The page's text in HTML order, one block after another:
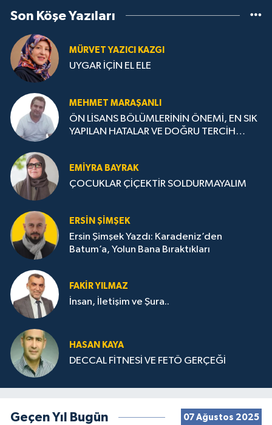
Son Köşe Yazıları
MÜRVET YAZICI KAZGI
UYGAR İÇİN EL ELE
MEHMET MARAŞANLI
ÖN LİSANS BÖLÜMLERİNİN ÖNEMİ, EN SIK
YAPILAN HATALAR VE DOĞRU TERCİH
EMIYRA BAYRAK
ÇOCUKLAR ÇİÇEKTİR SOLDURMAYALIM
ERSIN ŞIMŞEK
Ersin Şimşek Yazdı: Karadeniz’den
Batum’a, Yolun Bana Bıraktıkları
FAKIR YILMAZ
İnsan, İletişim ve Şura..
HASAN KAYA
DECCAL FİTNESİ VE FETÖ GERÇEĞİ
Geçen Yıl Bugün 07 Ağustos 2025